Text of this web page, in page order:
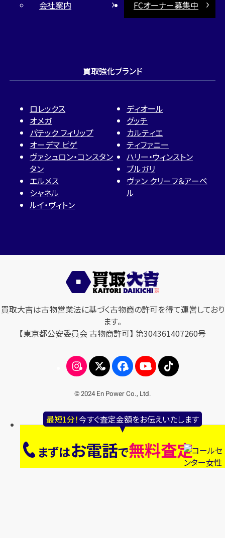
最短1分！今すぐ査定金額をお伝えいたします
まずはお電話で無料査定
会社案内 FCオーナー募集中
買取強化ブランド
ロレックス
オメガ
パテック フィリップ
オーデマ ピゲ
ヴァシュロン・コンスタン
タン
エルメス
シャネル
ルイ・ヴィトン
ディオール
グッチ
カルティエ
ティファニー
ハリー・ウィンストン
ブルガリ
ヴァン クリーフ＆アーペ
ル
買取大吉は古物営業法に基づく古物商の許可を得て運営しており
ます。
【東京都公安委員会 古物商許可】 第304361407260号
© 2024 En Power Co., Ltd.